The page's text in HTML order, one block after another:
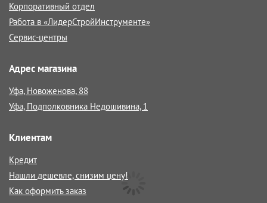
Корпоративный отдел
Работа в «ЛидерСтройИнструменте»
Сервис-центры
Адрес магазина
Уфа, Новоженова, 88
Уфа, Подполковника Недошивина, 1
Клиентам
Кредит
Нашли дешевле, снизим цену!
Как оформить заказ